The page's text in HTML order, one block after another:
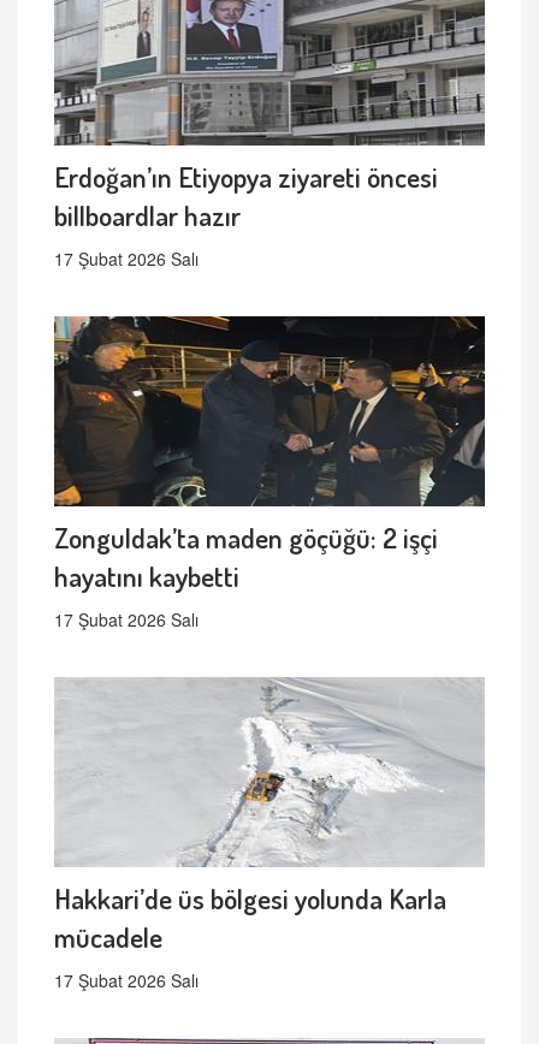
Erdoğan’ın Etiyopya ziyareti öncesi
billboardlar hazır
17 Şubat 2026 Salı
Zonguldak’ta maden göçüğü: 2 işçi
hayatını kaybetti
17 Şubat 2026 Salı
Hakkari’de üs bölgesi yolunda Karla
mücadele
17 Şubat 2026 Salı